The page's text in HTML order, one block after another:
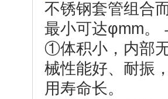
不锈钢套管组合
最小可达φmm
①体积小，内部
械性能好、耐
用寿命长。 （3